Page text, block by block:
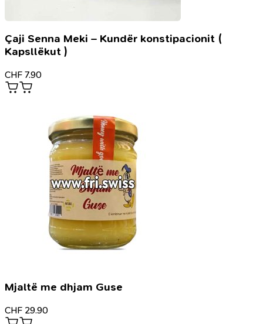
Çaji Senna Meki – Kundër konstipacionit (
Kapsllëkut )
CHF 7.90
Mjaltë me dhjam Guse
CHF 29.90